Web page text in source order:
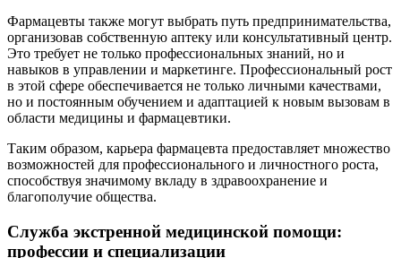
Фармацевты также могут выбрать путь предпринимательства,
организовав собственную аптеку или консультативный центр.
Это требует не только профессиональных знаний, но и
навыков в управлении и маркетинге. Профессиональный рост
в этой сфере обеспечивается не только личными качествами,
но и постоянным обучением и адаптацией к новым вызовам в
области медицины и фармацевтики.
Таким образом, карьера фармацевта предоставляет множество
возможностей для профессионального и личностного роста,
способствуя значимому вкладу в здравоохранение и
благополучие общества.
Служба экстренной медицинской помощи:
профессии и специализации